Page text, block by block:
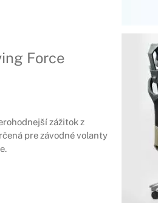
Force
zážitok z
pre závodné volanty